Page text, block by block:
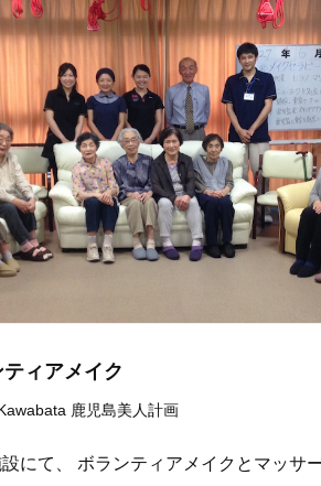
ィアメイク
鹿児島美人計画
にて、 ボランティアメイクとマッサ